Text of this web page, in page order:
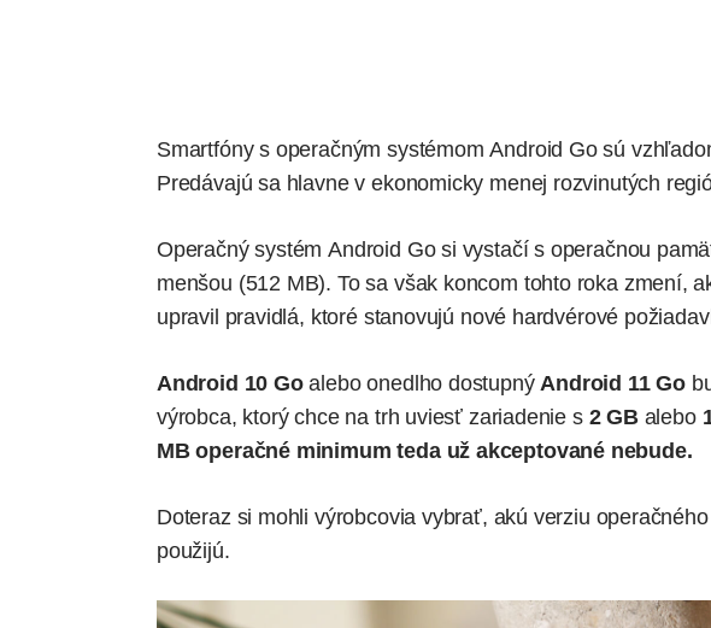
Smartfóny s operačným systémom Android Go sú
Predávajú sa hlavne v ekonomicky menej rozvinutých
Operačný systém Android Go si vystačí s operačnou
menšou (512 MB). To sa však koncom tohto roka zmení,
upravil pravidlá, ktoré stanovujú nové hardvérové
Android 10 Goalebo onedlho dostupnýAndroid 11 Go
výrobca, ktorý chce na trh uviesť zariadenie s 2 GBalebo
MB operačné minimum teda už akceptované nebude.
Doteraz si mohli výrobcovia vybrať, akú verziu
použijú.